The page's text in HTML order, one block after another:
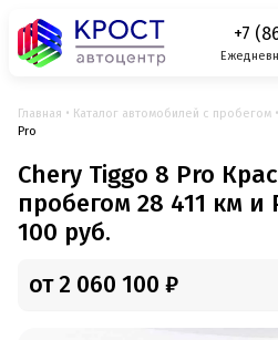
+7
Главная Каталог автомобилей с пробегом
Pro
Chery Tiggo 8 Pro
пробегом 28 411 км и
100 руб.
от 2 060 100 ₽